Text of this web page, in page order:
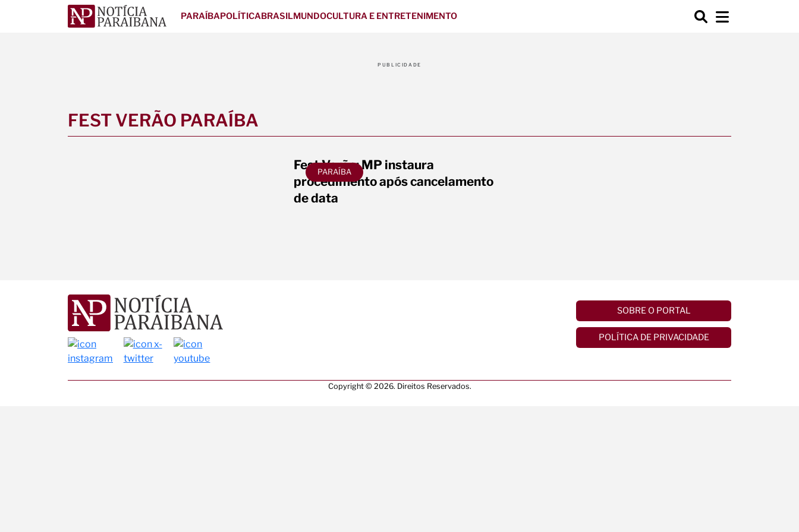
PARAÍBAPOLÍTICABRASILMUNDOCULTURA E ENTRETENIMENTO
PUBLICIDADE
FEST VERÃO PARAÍBA
PARAÍBA
Fest Verão: MP instaura
procedimento após cancelamento
de data
SOBRE O PORTAL
POLÍTICA DE PRIVACIDADE
Copyright © 2026. Direitos Reservados.